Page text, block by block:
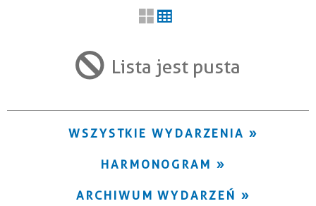
Trwające w zakresie Lista jest pusta
WSZYSTKIE WYDARZENIA
HARMONOGRAM
ARCHIWUM WYDARZEŃ